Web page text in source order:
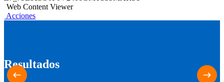
Web Content Viewer
Acciones
Resultados